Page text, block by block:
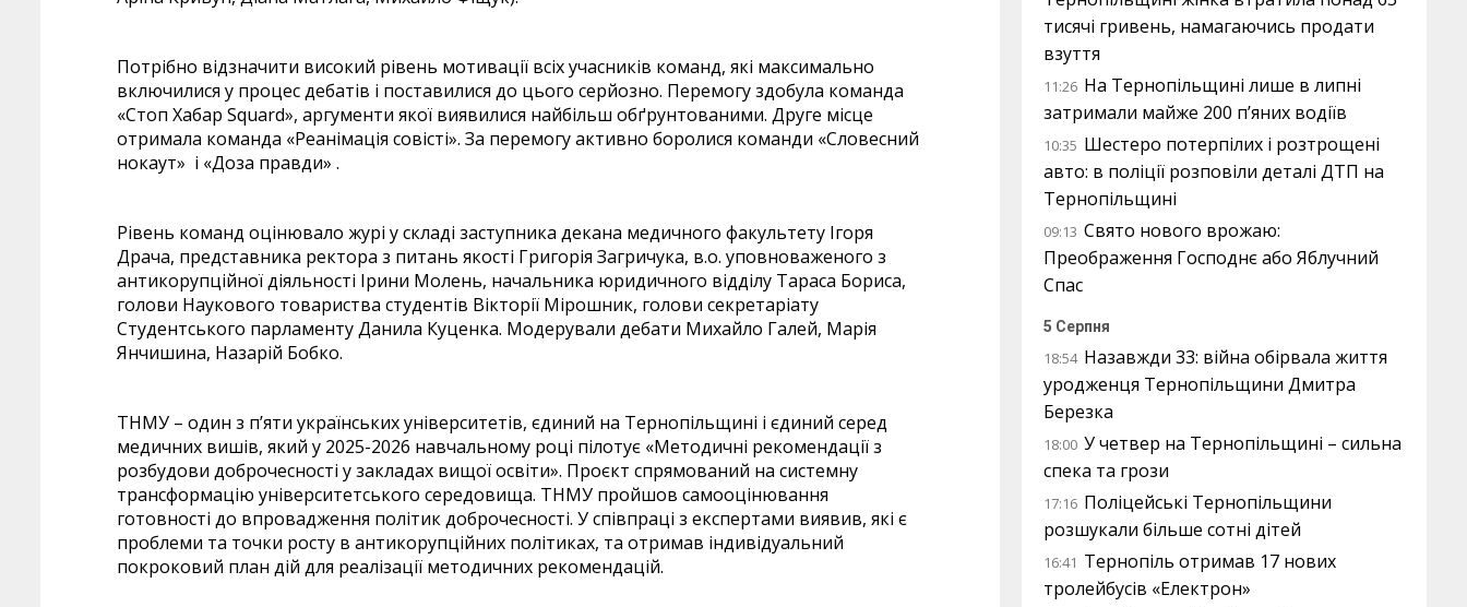
Потрібно відзначити високий рівень мотивації всіх учасників команд, які максимально
включилися у процес дебатів і поставилися до цього серйозно. Перемогу здобула команда
«Стоп Хабар Squard», аргументи якої виявилися найбільш обґрунтованими. Друге місце
отримала команда «Реанімація совісті». За перемогу активно боролися команди «Словесний
нокаут» і «Доза правди» .
Рівень команд оцінювало журі у складі заступника декана медичного факультету Ігоря
Драча, представника ректора з питань якості Григорія Загричука, в.о. уповноваженого з
антикорупційної діяльності Ірини Молень, начальника юридичного відділу Тараса Бориса,
голови Наукового товариства студентів Вікторії Мірошник, голови секретаріату
Студентського парламенту Данила Куценка. Модерували дебати Михайло Галей, Марія
Янчишина, Назарій Бобко.
ТНМУ – один з п’яти українських університетів, єдиний на Тернопільщині і єдиний серед
медичних вишів, який у 2025-2026 навчальному році пілотує «Методичні рекомендації з
розбудови доброчесності у закладах вищої освіти». Проєкт спрямований на системну
трансформацію університетського середовища. ТНМУ пройшов самооцінювання
готовності до впровадження політик доброчесності. У співпраці з експертами виявив, які є
проблеми та точки росту в антикорупційних політиках, та отримав індивідуальний
покроковий план дій для реалізації методичних рекомендацій.
тисячі гривень, намагаючись продати
взуття
11:26 На Тернопільщині лише в липні
затримали майже 200 п’яних водіїв
10:35 Шестеро потерпілих і розтрощені
авто: в поліції розповіли деталі ДТП на
Тернопільщині
09:13 Свято нового врожаю:
Преображення Господнє або Яблучний
Спас
5 Серпня
18:54 Назавжди 33: війна обірвала життя
уродженця Тернопільщини Дмитра
Березка
18:00 У четвер на Тернопільщині – сильна
спека та грози
17:16 Поліцейські Тернопільщини
розшукали більше сотні дітей
16:41 Тернопіль отримав 17 нових
тролейбусів «Електрон»